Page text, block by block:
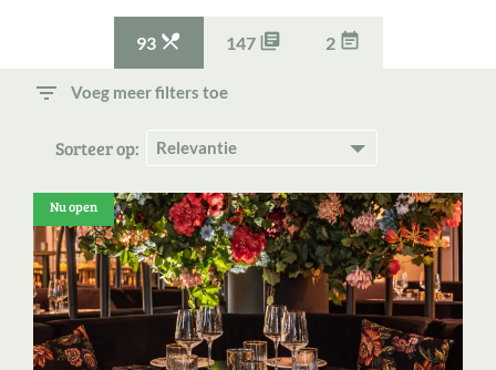
93  147  2 
filter_list Voeg meer filters toe
Sorteer op:
Nu open